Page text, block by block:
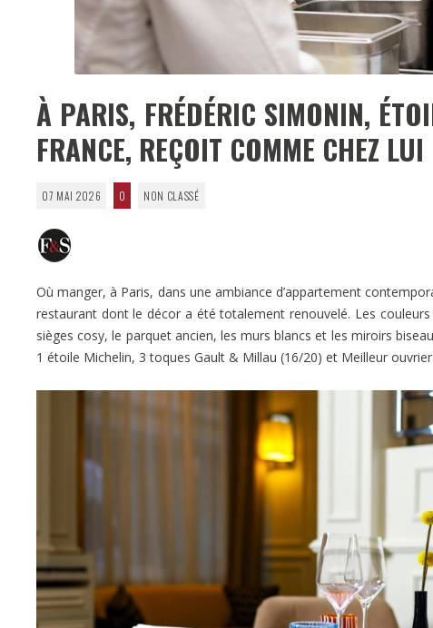
À PARIS, FRÉDÉRIC SIMONIN,
FRANCE, REÇOIT COMME CHEZ LUI
07 MAI 2026 0 NON CLASSÉ
Où manger, à Paris, dans une ambiance d’appartement
restaurant dont le décor a été totalement renouvelé. Les
sièges cosy, le parquet ancien, les murs blancs et les miroirs
1 étoile Michelin, 3 toques Gault & Millau (16/20) et Meilleur